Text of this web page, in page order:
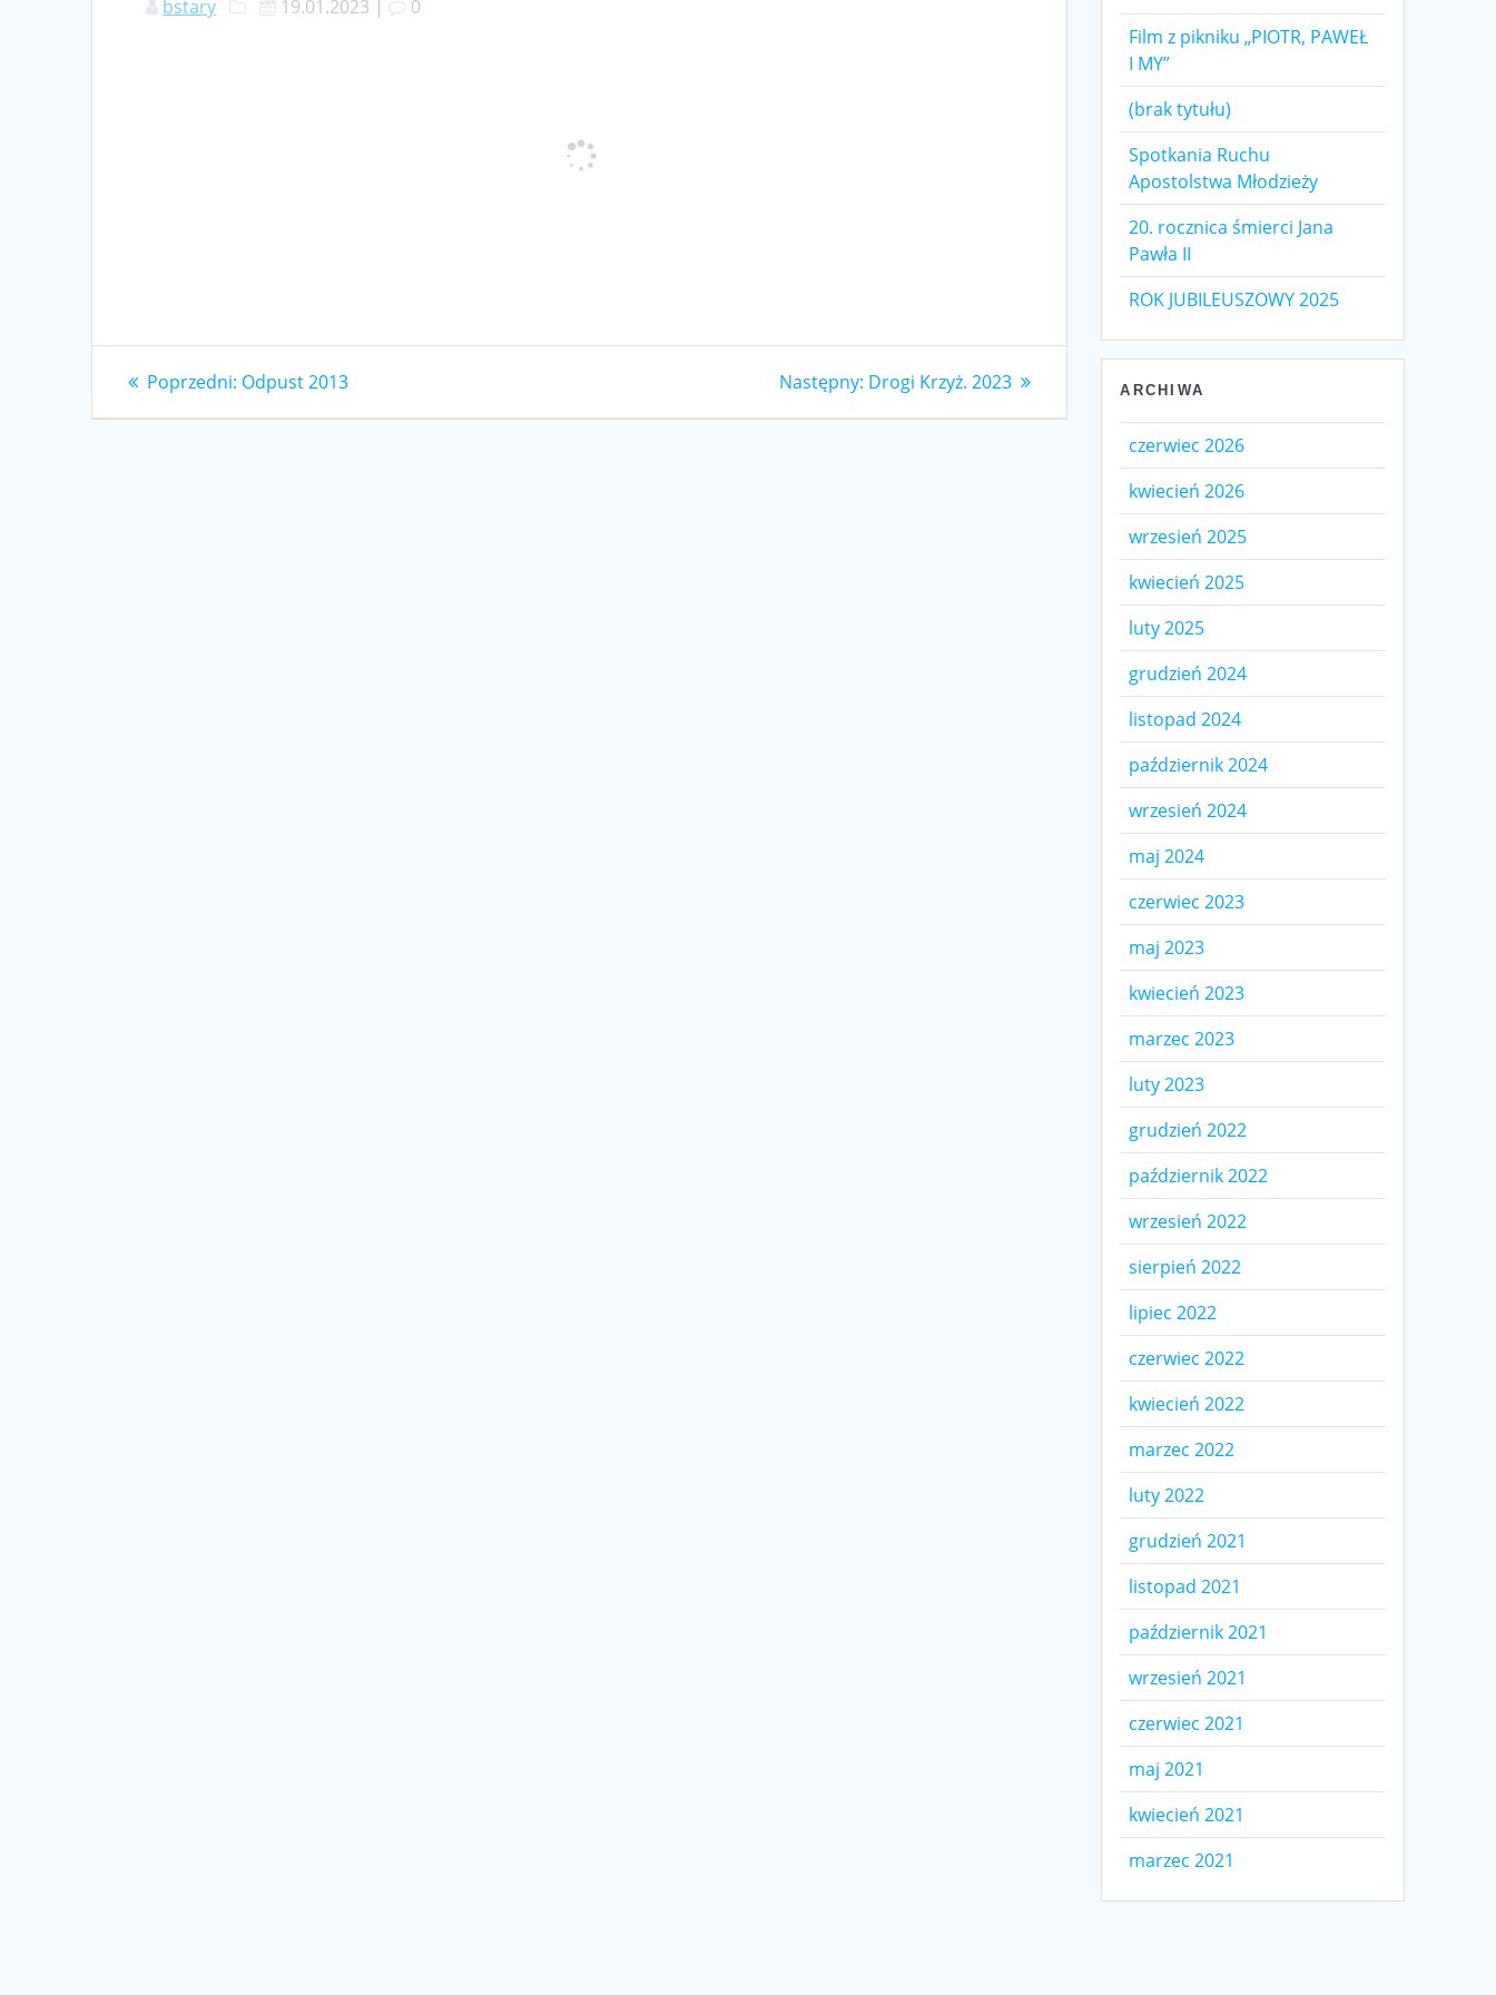
bstary 19.01.2023 | 0
Nawigacja
wpisu
Poprzedni: Poprzedni
Odpust 2013 Następny: Następny
Drogi Krzyż. 2023
Film z pikniku „PIOTR, PAWEŁ
I MY”
(brak tytułu)
Spotkania Ruchu
Apostolstwa Młodzieży
20. rocznica śmierci Jana
Pawła II
ROK JUBILEUSZOWY 2025
ARCHIWA
czerwiec 2026
kwiecień 2026
wrzesień 2025
kwiecień 2025
luty 2025
grudzień 2024
listopad 2024
październik 2024
wrzesień 2024
maj 2024
czerwiec 2023
maj 2023
kwiecień 2023
marzec 2023
luty 2023
grudzień 2022
październik 2022
wrzesień 2022
sierpień 2022
lipiec 2022
czerwiec 2022
kwiecień 2022
marzec 2022
luty 2022
grudzień 2021
listopad 2021
październik 2021
wrzesień 2021
czerwiec 2021
maj 2021
kwiecień 2021
marzec 2021